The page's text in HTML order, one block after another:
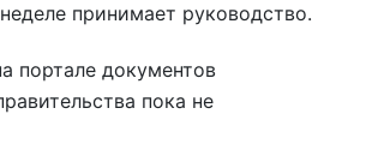
принимает руководство.
портале документов
пока не